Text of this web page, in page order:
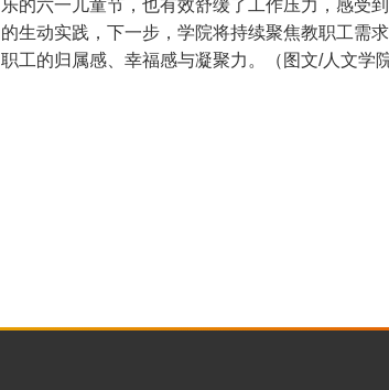
乐的六一儿童节，也有效舒缓了工作压力，感受
的生动实践，下一步，学院将持续聚焦教职工需
职工的归属感、幸福感与凝聚力。（图文/人文学